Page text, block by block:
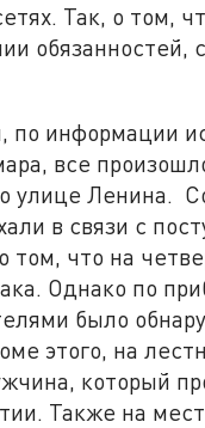
Так, о том,
обязанностей,
по информации
все
улице Ленина.
в связи с
том, что на
Однако по
было
этого, на
который
Также на